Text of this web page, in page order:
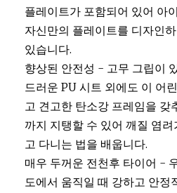
플레이트가 포함되어 있어 아
자신만의 플레이트를 디자인
있습니다.
향상된 안전성 - 고무 그립이
드러운 PU 시트 외에도 이 어
고 견고한 탄소강 프레임을
까지 지탱할 수 있어 깨질 염
고 다니는 법을 배웁니다.
매우 두꺼운 전천후 타이어 -
도에서 움직일 때 강하고 안정